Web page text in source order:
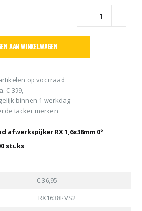
AAN WINKELWAGEN
op voorraad
€ 399,-
binnen 1 werkdag
tacker merken
afwerkspijker RX 1,6x38mm 0°
stuks
€.36,95
RX1638RVS2